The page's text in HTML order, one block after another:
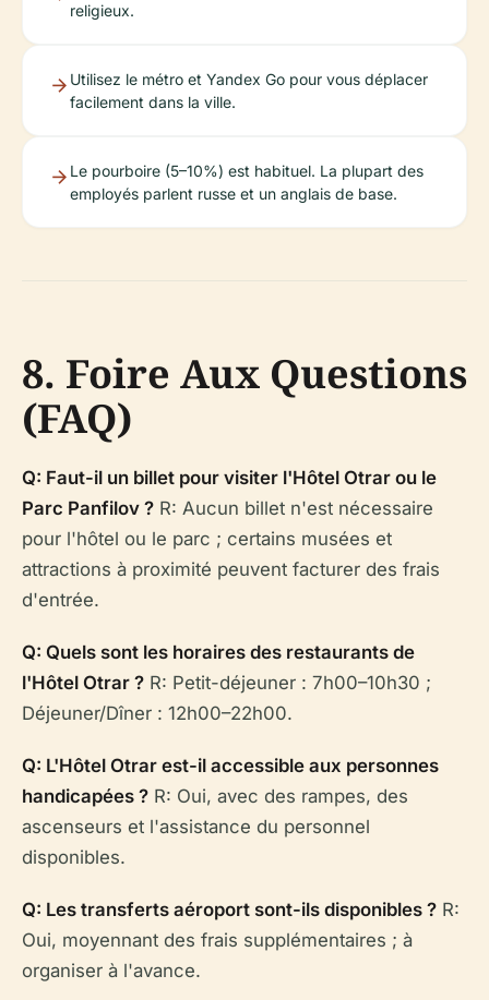
religieux.
Utilisez le métro et Yandex Go pour vous déplacer
facilement dans la ville.
Le pourboire (5–10%) est habituel. La plupart des
employés parlent russe et un anglais de base.
8. Foire Aux Questions
(FAQ)
Q: Faut-il un billet pour visiter l'Hôtel Otrar ou le
Parc Panfilov ? R: Aucun billet n'est nécessaire
pour l'hôtel ou le parc ; certains musées et
attractions à proximité peuvent facturer des frais
d'entrée.
Q: Quels sont les horaires des restaurants de
l'Hôtel Otrar ? R: Petit-déjeuner : 7h00–10h30 ;
Déjeuner/Dîner : 12h00–22h00.
Q: L'Hôtel Otrar est-il accessible aux personnes
handicapées ? R: Oui, avec des rampes, des
ascenseurs et l'assistance du personnel
disponibles.
Q: Les transferts aéroport sont-ils disponibles ? R:
Oui, moyennant des frais supplémentaires ; à
organiser à l'avance.